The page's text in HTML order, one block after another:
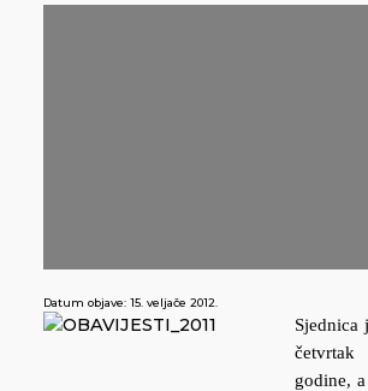
Datum objave: 15. veljače 2012.
Sjednica
godine,